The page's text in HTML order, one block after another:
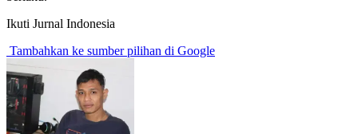
Ikuti Jurnal Indonesia
Tambahkan ke sumber pilihan di Google